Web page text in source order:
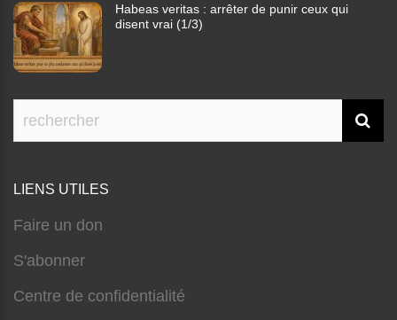
Habeas veritas : arrêter de punir ceux qui
disent vrai (1/3)
LIENS UTILES
Faire un don
S'abonner
Centre de confidentialité